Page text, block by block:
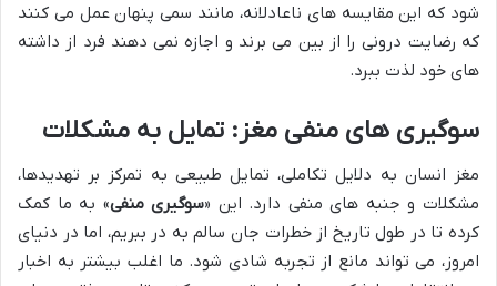
شود که این مقایسه های ناعادلانه، مانند سمی پنهان عمل می کنند
که رضایت درونی را از بین می برند و اجازه نمی دهند فرد از داشته
های خود لذت ببرد.
سوگیری های منفی مغز: تمایل به مشکلات
مغز انسان به دلایل تکاملی، تمایل طبیعی به تمرکز بر تهدیدها،
مشکلات و جنبه های منفی دارد. این «سوگیری منفی» به ما کمک
کرده تا در طول تاریخ از خطرات جان سالم به در ببریم، اما در دنیای
امروز، می تواند مانع از تجربه شادی شود. ما اغلب بیشتر به اخبار